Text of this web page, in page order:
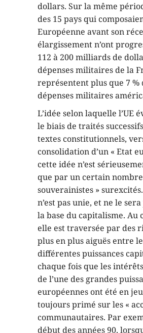
dollars. Sur la même
des 15 pays qui
Européenne avant son
élargissement n’ont
112 à 200 milliards de
dépenses militaires de la
représentent plus que 7 %
dépenses militaires
L’idée selon laquelle l’UE
le biais de traités
textes constitutionnels,
consolidation d’un « Etat
cette idée n’est
que par un certain nombre
souverainistes »
n’est pas unie, et ne le
la base du capitalisme. Au
elle est traversée par des
plus en plus aiguës entre
différentes puissances
chaque fois que les
de l’une des grandes
européennes ont été en
toujours primé sur les «
communautaires. Par
début des années 90,